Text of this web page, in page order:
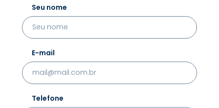
Seu nome
E-mail
Telefone